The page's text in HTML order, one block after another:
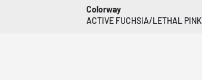
Colorway
ACTIVE FUCHSIA/LETHAL PINK